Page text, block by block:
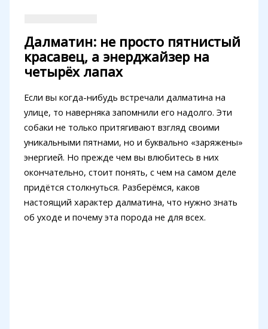
Далматин: не просто пятнистый
красавец, а энерджайзер на
четырёх лапах
Если вы когда-нибудь встречали далматина на
улице, то наверняка запомнили его надолго. Эти
собаки не только притягивают взгляд своими
уникальными пятнами, но и буквально «заряжены»
энергией. Но прежде чем вы влюбитесь в них
окончательно, стоит понять, с чем на самом деле
придётся столкнуться. Разберёмся, каков
настоящий характер далматина, что нужно знать
об уходе и почему эта порода не для всех.